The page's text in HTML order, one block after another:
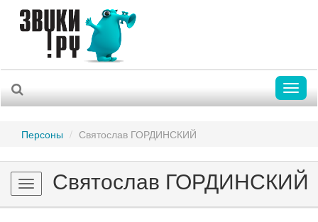
Персоны Святослав ГОРДИНСКИЙ
Toggle
navigation
Святослав ГОРДИНСКИЙ